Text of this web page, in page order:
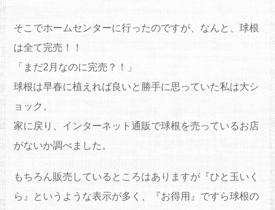
そこでホームセンターに行ったのですが、なんと、球根
は全て完売！！
「まだ2月なのに完売？！」
球根は早春に植えれば良いと勝手に思っていた私は大シ
ョック。
家に戻り、インターネット通販で球根を売っているお店
がないか調べました。
もちろん販売しているところはありますが『ひと玉いく
ら』というような表示が多く、『お得用』ですら球根の